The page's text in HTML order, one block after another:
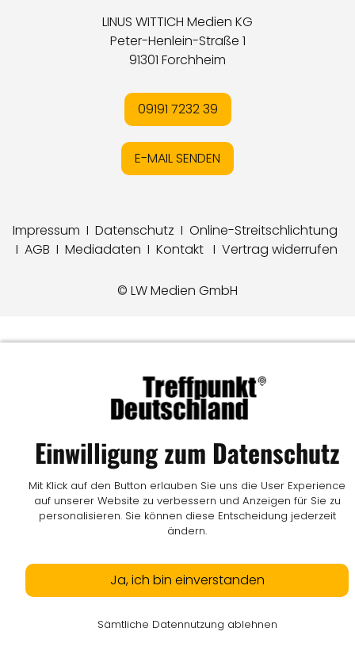
LINUS WITTICH Medien KG
Peter-Henlein-Straße 1
91301 Forchheim
09191 7232 39
E-MAIL SENDEN
Impressum I Datenschutz I Online-Streitschlichtung
I AGB I Mediadaten I Kontakt I Vertrag widerrufen
© LW Medien GmbH
Einwilligung zum Datenschutz
Mit Klick auf den Button erlauben Sie uns die User Experience
auf unserer Website zu verbessern und Anzeigen für Sie zu
personalisieren. Sie können diese Entscheidung jederzeit
ändern.
Ja, ich bin einverstanden
Sämtliche Datennutzung ablehnen